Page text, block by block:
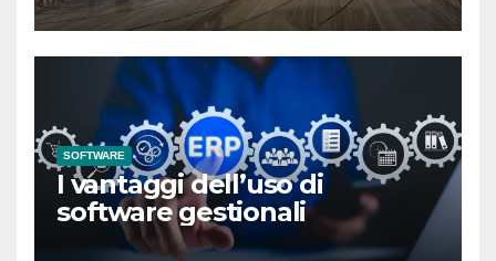
SOFTWARE
I vantaggi dell’uso di
software gestionali